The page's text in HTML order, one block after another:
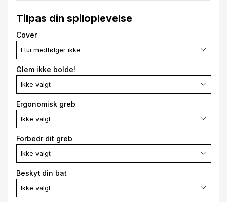
Tilpas din spiloplevelse
Cover
Etui medfølger ikke
Glem ikke bolde!
Ikke valgt
Ergonomisk greb
Ikke valgt
Forbedr dit greb
Ikke valgt
Beskyt din bat
Ikke valgt